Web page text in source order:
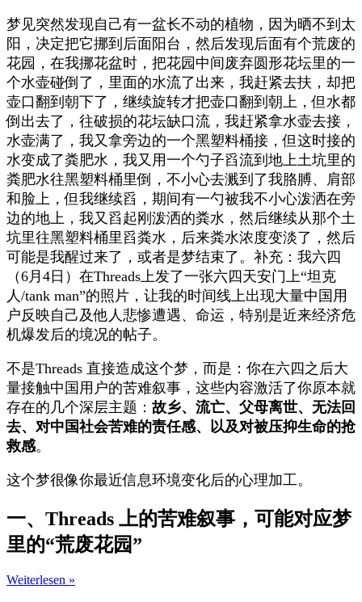
梦见突然发现自己有一盆长不动的植物，因为晒不到太
阳，决定把它挪到后面阳台，然后发现后面有个荒废的
花园，在我挪花盆时，把花园中间废弃圆形花坛里的一
个水壶碰倒了，里面的水流了出来，我赶紧去扶，却把
壶口翻到朝下了，继续旋转才把壶口翻到朝上，但水都
倒出去了，往破损的花坛缺口流，我赶紧拿水壶去接，
水壶满了，我又拿旁边的一个黑塑料桶接，但这时接的
水变成了粪肥水，我又用一个勺子舀流到地上土坑里的
粪肥水往黑塑料桶里倒，不小心去溅到了我胳膊、肩部
和脸上，但我继续舀，期间有一勺被我不小心泼洒在旁
边的地上，我又舀起刚泼洒的粪水，然后继续从那个土
坑里往黑塑料桶里舀粪水，后来粪水浓度变淡了，然后
可能是我醒过来了，或者是梦结束了。补充：我六四
（6月4日）在Threads上发了一张六四天安门上“坦克
人/tank man”的照片，让我的时间线上出现大量中国用
户反映自己及他人悲惨遭遇、命运，特别是近来经济危
机爆发后的境况的帖子。
不是Threads 直接造成这个梦，而是：你在六四之后大
量接触中国用户的苦难叙事，这些内容激活了你原本就
存在的几个深层主题： 故乡、流亡、父母离世、无法回
去、对中国社会苦难的责任感、以及对被压抑生命的抢
救感。
这个梦很像你最近信息环境变化后的心理加工。
一、Threads 上的苦难叙事，可能对应梦
里的“荒废花园”
Weiterlesen »